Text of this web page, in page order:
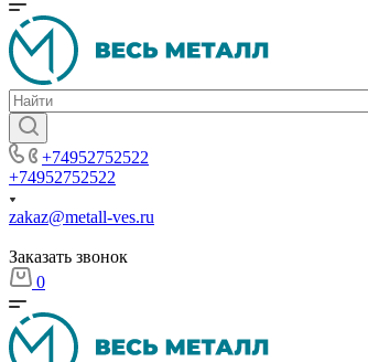
+74952752522
+74952752522
zakaz@metall-ves.ru
Заказать звонок
0